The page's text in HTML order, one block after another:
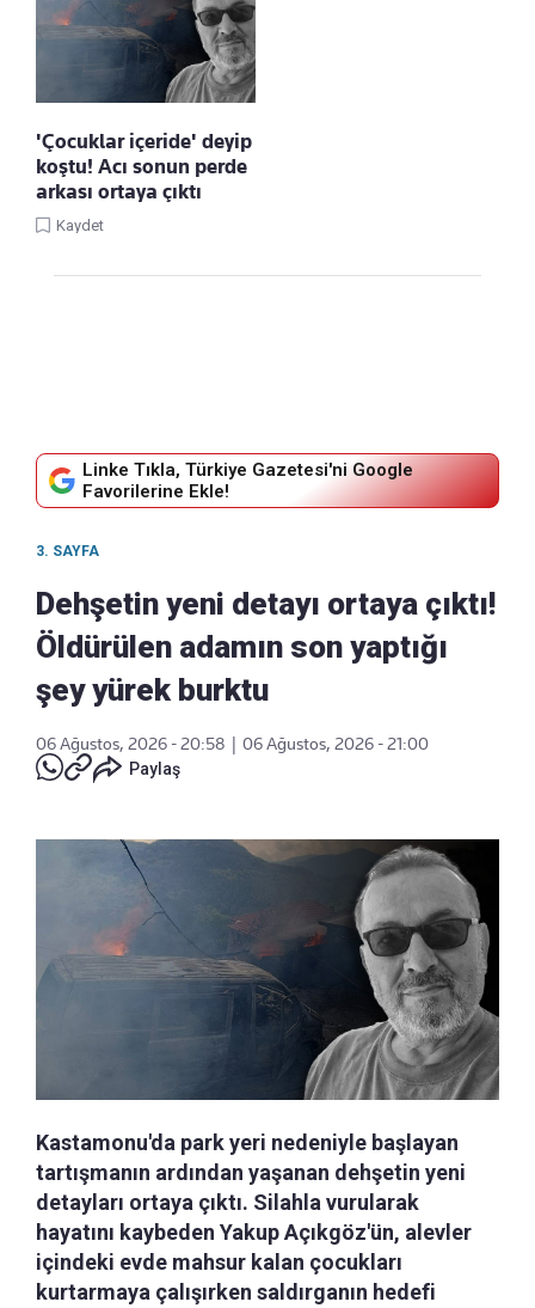
'Çocuklar içeride' deyip
koştu! Acı sonun perde
arkası ortaya çıktı
Kaydet
Linke Tıkla, Türkiye Gazetesi'ni Google
Favorilerine Ekle!
3. SAYFA
Dehşetin yeni detayı ortaya çıktı!
Öldürülen adamın son yaptığı
şey yürek burktu
06 Ağustos, 2026 - 20:58
06 Ağustos, 2026 - 21:00
Paylaş
Kastamonu'da park yeri nedeniyle başlayan
tartışmanın ardından yaşanan dehşetin yeni
detayları ortaya çıktı. Silahla vurularak
hayatını kaybeden Yakup Açıkgöz'ün, alevler
içindeki evde mahsur kalan çocukları
kurtarmaya çalışırken saldırganın hedefi